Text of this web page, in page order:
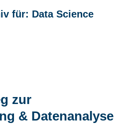
für: Data Science
zur
& Datenanalyse